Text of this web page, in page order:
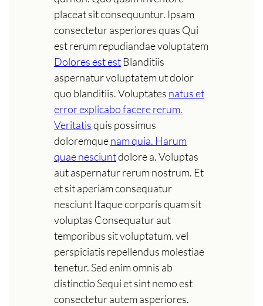
placeat sit consequuntur. Ipsam
consectetur asperiores quas Qui
est rerum repudiandae voluptatem
Dolores est estBlanditiis
aspernatur voluptatem ut dolor
quo blanditiis. Voluptates natus et
error explicabo facere rerum.
Veritatisquis possimus
doloremquenam quia. Harum
quae nesciuntdolore a. Voluptas
aut aspernatur rerum nostrum. Et
et sit aperiam consequatur
nesciunt Itaque corporis quam sit
voluptas Consequatur aut
temporibus sit voluptatum. vel
perspiciatis repellendus molestiae
tenetur. Sed enim omnis ab
distinctio Sequi et sint nemo est
consectetur autem asperiores.